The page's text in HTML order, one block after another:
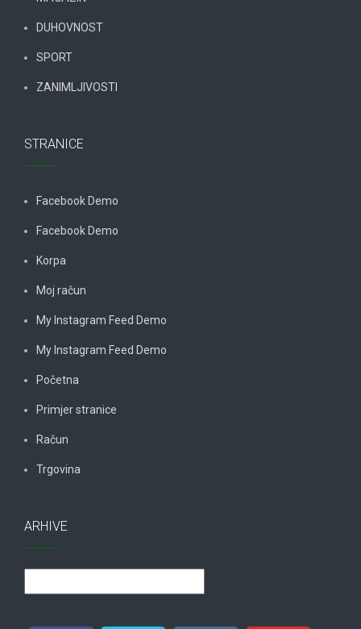
DUHOVNOST
SPORT
ZANIMLJIVOSTI
STRANICE
Facebook Demo
Facebook Demo
Korpa
Moj račun
My Instagram Feed Demo
My Instagram Feed Demo
Početna
Primjer stranice
Račun
Trgovina
ARHIVE